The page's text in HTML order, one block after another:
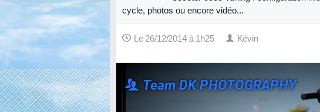
cycle, photos ou encore vidéo...
Le 26/12/2014 à 1h25 Kévin
Team DK PHOTOGRAPHY